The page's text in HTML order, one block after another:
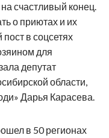
счастливый конец.
о приютах и их
в соцсетях
для
депутат
области,
Дарья Карасева.
в 50 регионах